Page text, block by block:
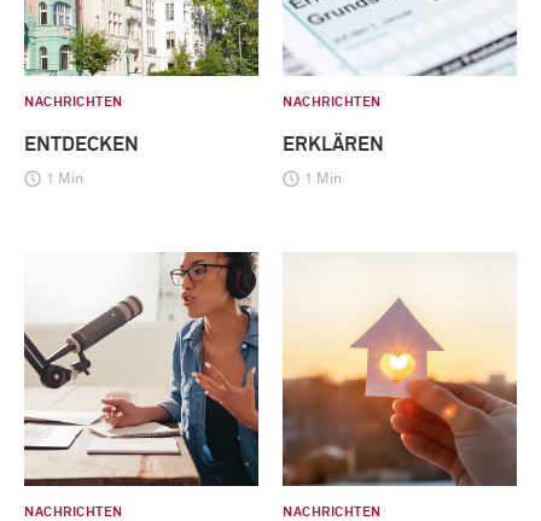
NACHRICHTEN
ENTDECKEN
1 Min
NACHRICHTEN
ERKLÄREN
1 Min
NACHRICHTEN NACHRICHTEN